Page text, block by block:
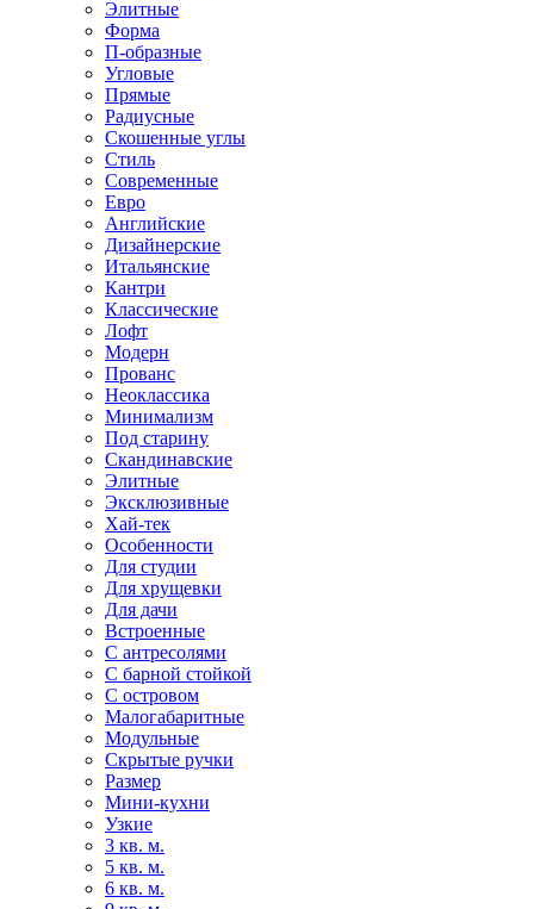
Элитные
Форма
П-образные
Угловые
Прямые
Радиусные
Скошенные углы
Стиль
Современные
Евро
Английские
Дизайнерские
Итальянские
Кантри
Классические
Лофт
Модерн
Прованс
Неоклассика
Минимализм
Под старину
Скандинавские
Элитные
Эксклюзивные
Хай-тек
Особенности
Для студии
Для хрущевки
Для дачи
Встроенные
С антресолями
С барной стойкой
С островом
Малогабаритные
Модульные
Скрытые ручки
Размер
Мини-кухни
Узкие
3 кв. м.
5 кв. м.
6 кв. м.